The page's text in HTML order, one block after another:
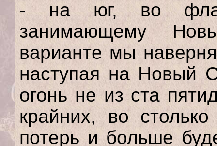
- на юг, во
занимающему
варианте мы
наступая на Новый
огонь не из ста
крайних, во
потерь и больше